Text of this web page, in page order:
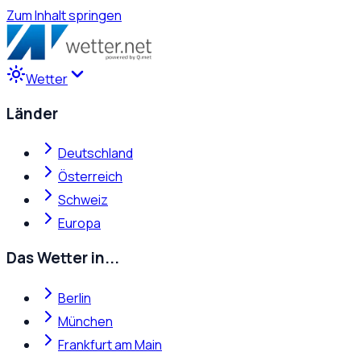
Zum Inhalt springen
Wetter
Länder
Deutschland
Österreich
Schweiz
Europa
Das Wetter in...
Berlin
München
Frankfurt am Main